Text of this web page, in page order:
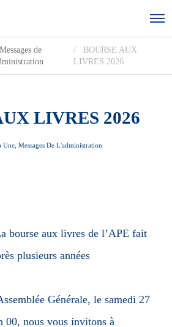
Messages de
BOURSE AUX
LIVRES 2026
LIVRES 2026
Une Messages De L'administration
bourse aux livres de l’APE fait
plusieurs années
Générale, le samedi 27
00, nous vous invitons à